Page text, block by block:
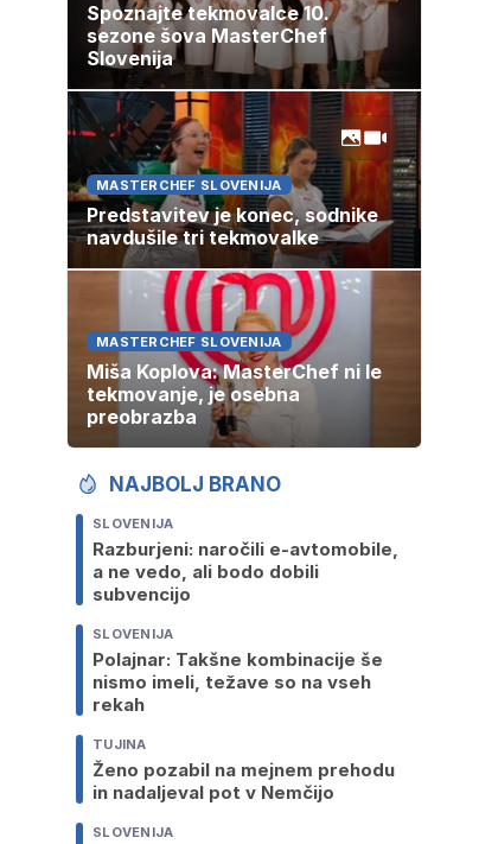
Spoznajte tekmovalce 10.
sezone šova MasterChef
Slovenija
MASTERCHEF SLOVENIJA
Predstavitev je konec, sodnike
navdušile tri tekmovalke
MASTERCHEF SLOVENIJA
Miša Koplova: MasterChef ni le
tekmovanje, je osebna
preobrazba
NAJBOLJ BRANO
SLOVENIJA
Razburjeni: naročili e-avtomobile,
a ne vedo, ali bodo dobili
subvencijo
SLOVENIJA
Polajnar: Takšne kombinacije še
nismo imeli, težave so na vseh
rekah
TUJINA
Ženo pozabil na mejnem prehodu
in nadaljeval pot v Nemčijo
SLOVENIJA